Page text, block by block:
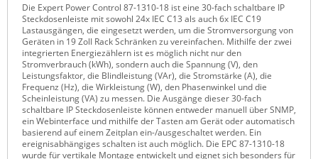
Siretta
SIRIO Antenne
Sunbird
Tactical Software
TEKTELIC
Teltonika
Unwired Networks
Die Expert Power Control 87-1310-18 ist eine 30-fach schaltbare IP
Steckdosenleiste mit sowohl 24x IEC C13 als auch 6x IEC C19
Lastausgängen, die eingesetzt werden, um die Stromversorgung von
Geräten in 19 Zoll Rack Schränken zu vereinfachen. Mithilfe der zwei
integrierten Energiezählern ist es möglich nicht nur den
Stromverbrauch (kWh), sondern auch die Spannung (V), den
Leistungsfaktor, die Blindleistung (VAr), die Stromstärke (A), die
Frequenz (Hz), die Wirkleistung (W), den Phasenwinkel und die
Scheinleistung (VA) zu messen. Die Ausgänge dieser 30-fach
schaltbare IP Steckdosenleiste können entweder manuell über SNMP,
ein Webinterface und mithilfe der Tasten am Gerät oder automatisch
basierend auf einem Zeitplan ein-/ausgeschaltet werden. Ein
ereignisabhängiges schalten ist auch möglich. Die EPC 87-1310-18
wurde für vertikale Montage entwickelt und eignet sich besonders für